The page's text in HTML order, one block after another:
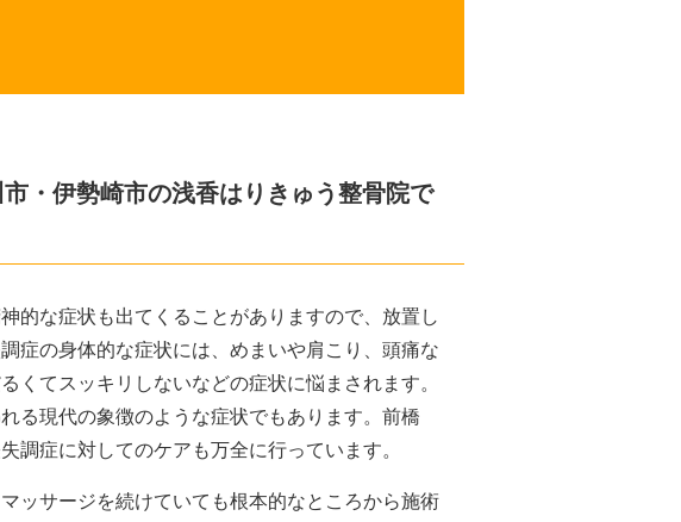
・伊勢崎市の浅香はりきゅう整骨院で
的な症状も出てくることがありますので、放置し
症の身体的な症状には、めまいや肩こり、頭痛な
くてスッキリしないなどの症状に悩まされます。
る現代の象徴のような症状でもあります。前橋
調症に対してのケアも万全に行っています。
ッサージを続けていても根本的なところから施術